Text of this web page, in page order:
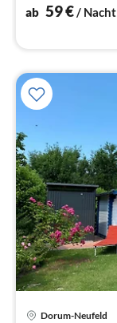
ab 59€/ Nacht
Dorum-Neufeld